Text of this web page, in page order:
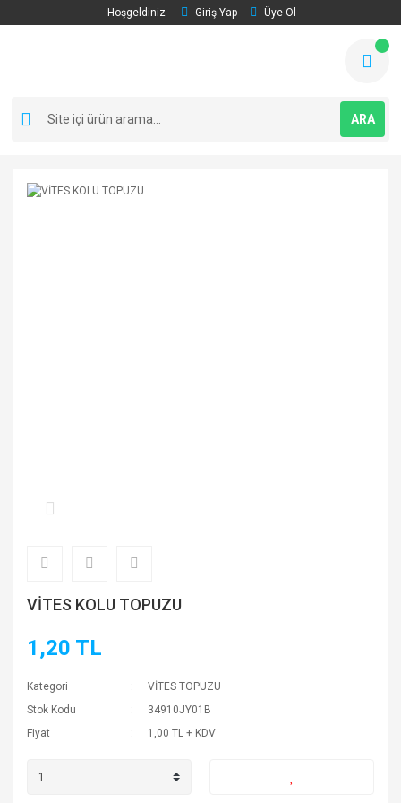
Hoşgeldiniz Giriş Yap Üye Ol
ARA
VİTES KOLU TOPUZU
1,20 TL
Kategori
VİTES TOPUZU
Stok Kodu
34910JY01B
Fiyat
1,00 TL + KDV